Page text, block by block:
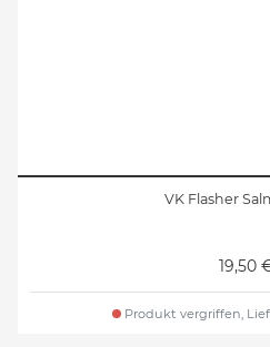
VK Flasher
19,50
Produkt vergriffen,